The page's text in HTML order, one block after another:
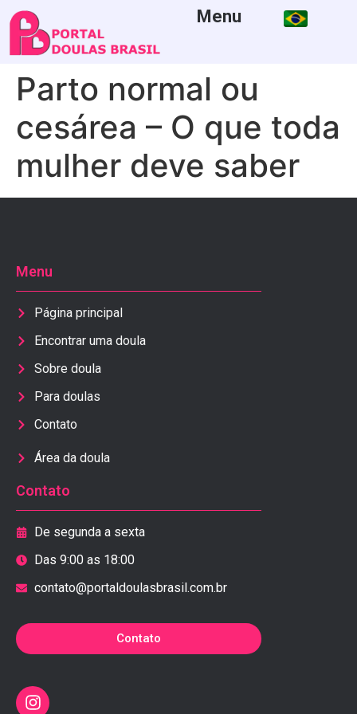
Menu
Parto normal ou
cesárea – O que toda
mulher deve saber
Menu
Página principal
Encontrar uma doula
Sobre doula
Para doulas
Contato
Área da doula
Contato
De segunda a sexta
Das 9:00 as 18:00
contato@portaldoulasbrasil.com.br
Contato